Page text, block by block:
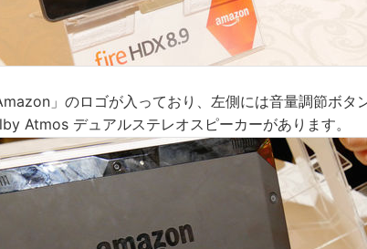
」のロゴが入っており、左側には音量調節ボタ
Atmos デュアルステレオスピーカーがあります。